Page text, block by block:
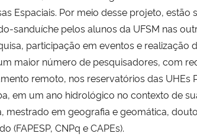
Espaciais. Por meio desse projeto,
sanduíche pelos alunos da UFSM nas
participação em eventos e realização
maior número de pesquisadores, com
remoto, nos reservatórios das UHEs
em um ano hidrológico no contexto de
em geografia e geomática,
(FAPESP, CNPq e CAPEs).